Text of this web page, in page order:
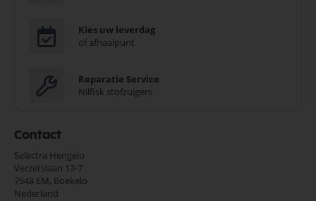
Kies uw leverdag
of afhaalpunt
Reparatie Service
Nilfisk stofzuigers
Contact
Selectra Hengelo
Verzetslaan 13-7
7548 EM, Boekelo
Nederland